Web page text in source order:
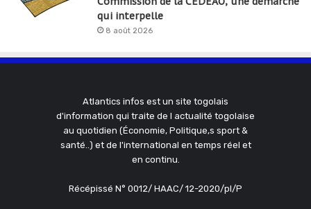
qui interpelle
8 août 2026
Atlantics infos est un site togolais
d'information qui traite de l actualité togolaise
au quotidien (Économie, Politique,s sport &
santé..) et de l'international en temps réel et
en continu.
Récépissé N° 0012/ HAAC/ 12-2020/pl/P